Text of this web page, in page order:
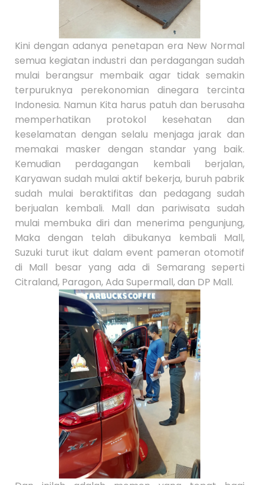
Kini dengan adanya penetapan era New Normal
semua kegiatan industri dan perdagangan sudah
mulai berangsur membaik agar tidak semakin
terpuruknya perekonomian dinegara tercinta
Indonesia. Namun Kita harus patuh dan berusaha
memperhatikan protokol kesehatan dan
keselamatan dengan selalu menjaga jarak dan
memakai masker dengan standar yang baik.
Kemudian perdagangan kembali berjalan,
Karyawan sudah mulai aktif bekerja, buruh pabrik
sudah mulai beraktifitas dan pedagang sudah
berjualan kembali. Mall dan pariwisata sudah
mulai membuka diri dan menerima pengunjung,
Maka dengan telah dibukanya kembali Mall,
Suzuki turut ikut dalam event pameran otomotif
di Mall besar yang ada di Semarang seperti
Citraland, Paragon, Ada Supermall, dan DP Mall.